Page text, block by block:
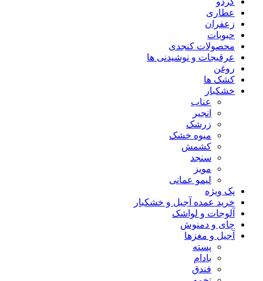
عطاری
زعفران
حبوبات
محصولات کنجدی
عرقیجات و نوشیدنی ها
روغن
کشک ها
خشکبار
عناب
انجیر
زرشک
میوه خشک
کشمش
سنجد
مویز
لیمو عمانی
پک ویژه
خرید عمده آجیل و خشکبار
آلوجات و لواشک
چای و دمنوش
آجیل و مغزها
پسته
بادام
فندق